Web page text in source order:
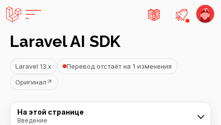
Есть не
Laravel AI SDK
Laravel 13.x
Перевод отстаёт на 1 изменения
Оригинал ↗
На этой странице
Введение